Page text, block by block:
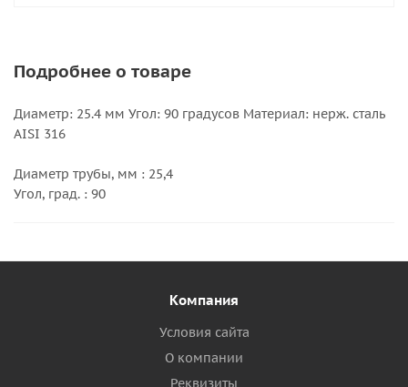
Подробнее о товаре
Диаметр: 25.4 мм Угол: 90 градусов Материал: нерж. сталь
AISI 316
Диаметр трубы, мм : 25,4
Угол, град. : 90
Компания
Условия сайта
О компании
Реквизиты